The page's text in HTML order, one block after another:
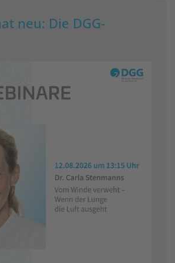
neu: Die DGG-